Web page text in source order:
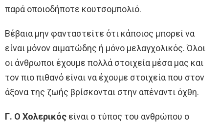
παρά οποιοδήποτε κουτσομπολιό.
Βέβαια μην φανταστείτε ότι κάποιος μπορεί να
είναι μόνον αιματώδης ή μόνο μελαγχολικός. Όλοι
οι άνθρωποι έχουμε πολλά στοιχεία μέσα μας και
τον πιο πιθανό είναι να έχουμε στοιχεία που στον
άξονα της ζωής βρίσκονται στην απέναντι όχθη.
Γ. Ο Χολερικός είναι ο τύπος του ανθρώπου ο